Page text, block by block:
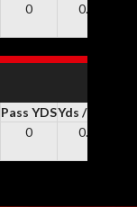
0 0.0
Pass YDSYds / Pass
0 0.0